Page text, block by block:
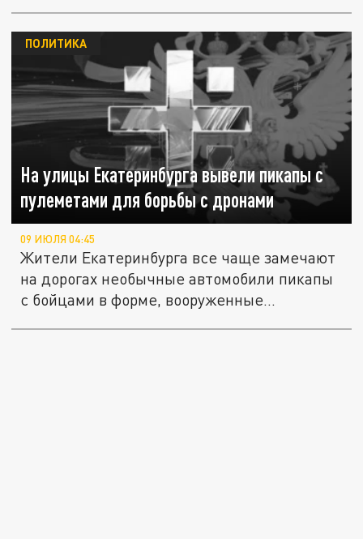
На улицы Екатеринбурга вывели пикапы с
пулеметами для борьбы с дронами
ПОЛИТИКА
09 ИЮЛЯ 04:45
Жители Екатеринбурга все чаще замечают
на дорогах необычные автомобили пикапы
с бойцами в форме, вооруженные...